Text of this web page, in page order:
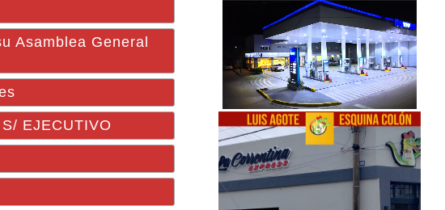
Asamblea General
EJECUTIVO